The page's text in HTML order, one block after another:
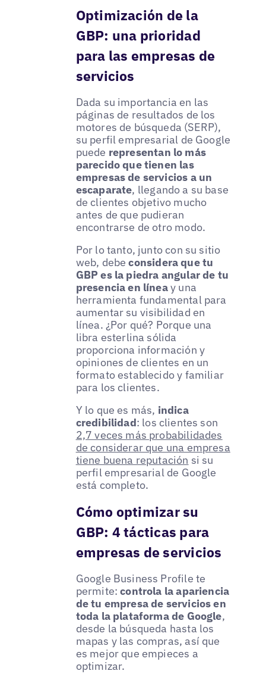
Optimización de la
GBP: una prioridad
para las empresas de
servicios
Dada su importancia en las
páginas de resultados de los
motores de búsqueda (SERP),
su perfil empresarial de Google
puede representan lo más
parecido que tienen las
empresas de servicios a un
escaparate, llegando a su base
de clientes objetivo mucho
antes de que pudieran
encontrarse de otro modo.
Por lo tanto, junto con su sitio
web, debeconsidera que tu
GBP es la piedra angular de tu
presencia en líneay una
herramienta fundamental para
aumentar su visibilidad en
línea. ¿Por qué? Porque una
libra esterlina sólida
proporciona información y
opiniones de clientes en un
formato establecido y familiar
para los clientes.
Y lo que es más, indica
credibilidad: los clientes son
2,7 veces más probabilidades
de considerar que una empresa
tiene buena reputación si su
perfil empresarial de Google
está completo.
Cómo optimizar su
GBP: 4 tácticas para
empresas de servicios
Google Business Profile te
permite:controla la apariencia
de tu empresa de servicios en
toda la plataforma de Google,
desde la búsqueda hasta los
mapas y las compras, así que
es mejor que empieces a
optimizar.